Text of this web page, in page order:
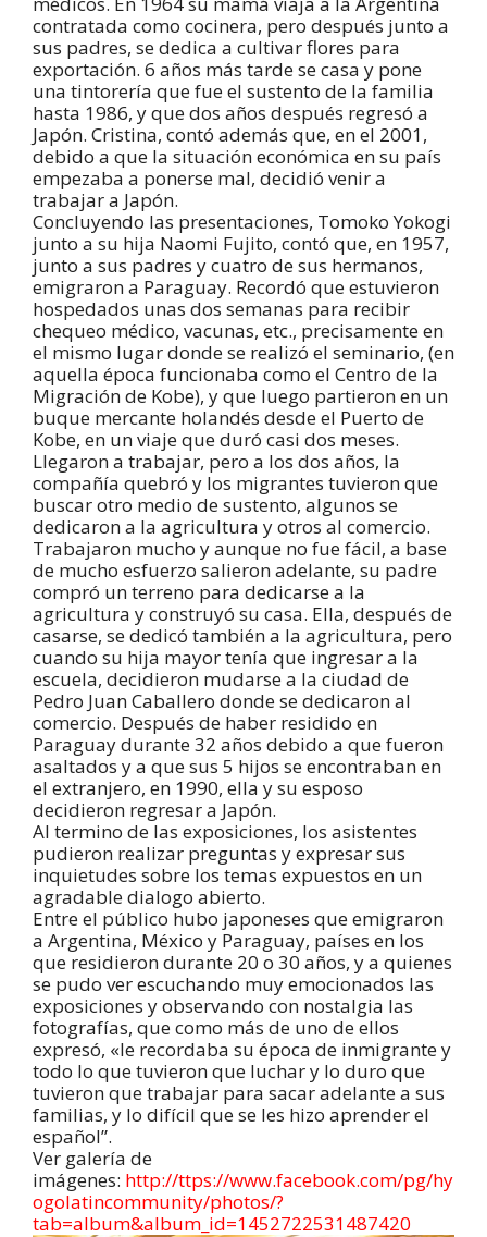
contratada como cocinera, pero después junto a
sus padres, se dedica a cultivar flores para
exportación. 6 años más tarde se casa y pone
una tintorería que fue el sustento de la familia
hasta 1986, y que dos años después regresó a
Japón. Cristina, contó además que, en el 2001,
debido a que la situación económica en su país
empezaba a ponerse mal, decidió venir a
trabajar a Japón.
Concluyendo las presentaciones, Tomoko Yokogi
junto a su hija Naomi Fujito, contó que, en 1957,
junto a sus padres y cuatro de sus hermanos,
emigraron a Paraguay. Recordó que estuvieron
hospedados unas dos semanas para recibir
chequeo médico, vacunas, etc., precisamente en
el mismo lugar donde se realizó el seminario, (en
aquella época funcionaba como el Centro de la
Migración de Kobe), y que luego partieron en un
buque mercante holandés desde el Puerto de
Kobe, en un viaje que duró casi dos meses.
Llegaron a trabajar, pero a los dos años, la
compañía quebró y los migrantes tuvieron que
buscar otro medio de sustento, algunos se
dedicaron a la agricultura y otros al comercio.
Trabajaron mucho y aunque no fue fácil, a base
de mucho esfuerzo salieron adelante, su padre
compró un terreno para dedicarse a la
agricultura y construyó su casa. Ella, después de
casarse, se dedicó también a la agricultura, pero
cuando su hija mayor tenía que ingresar a la
escuela, decidieron mudarse a la ciudad de
Pedro Juan Caballero donde se dedicaron al
comercio. Después de haber residido en
Paraguay durante 32 años debido a que fueron
asaltados y a que sus 5 hijos se encontraban en
el extranjero, en 1990, ella y su esposo
decidieron regresar a Japón.
Al termino de las exposiciones, los asistentes
pudieron realizar preguntas y expresar sus
inquietudes sobre los temas expuestos en un
agradable dialogo abierto.
Entre el público hubo japoneses que emigraron
a Argentina, México y Paraguay, países en los
que residieron durante 20 o 30 años, y a quienes
se pudo ver escuchando muy emocionados las
exposiciones y observando con nostalgia las
fotografías, que como más de uno de ellos
expresó, «le recordaba su época de inmigrante y
todo lo que tuvieron que luchar y lo duro que
tuvieron que trabajar para sacar adelante a sus
familias, y lo difícil que se les hizo aprender el
español”.
Ver galería de
imágenes: http://ttps://www.facebook.com/pg/hy
ogolatincommunity/photos/?
tab=album&album_id=1452722531487420